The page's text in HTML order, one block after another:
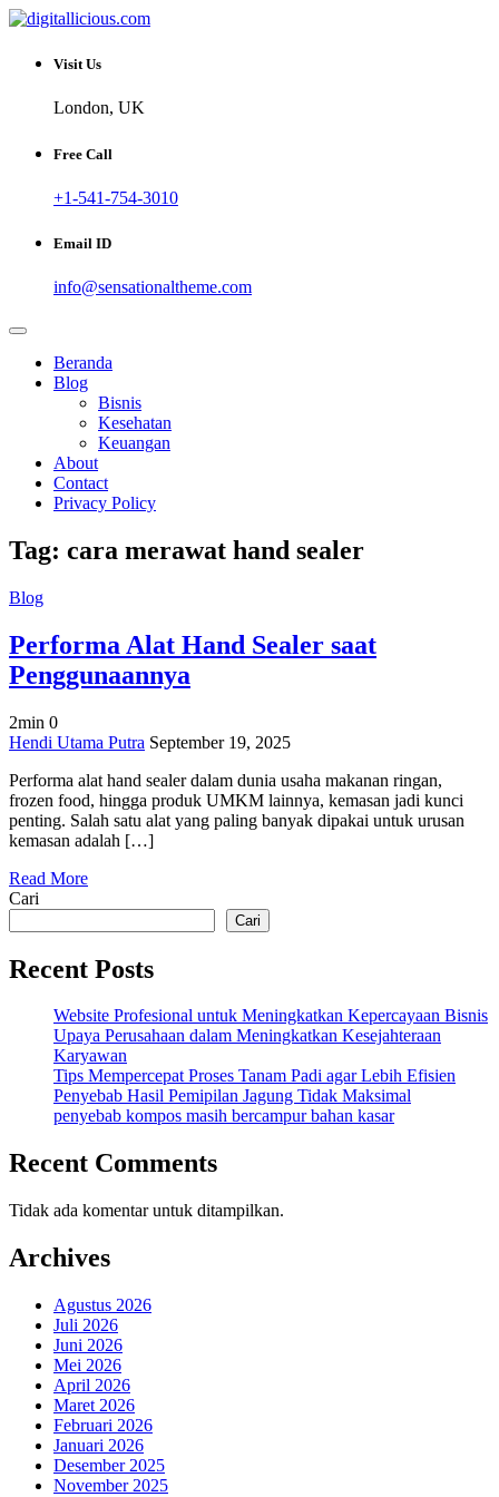
Skip
content
digitallicious.com
Sharing Digital Information
Visit Us
London, UK
Free Call
+1-541-754-3010
Email ID
info@sensationaltheme.com
Beranda
Blog
Bisnis
Kesehatan
Keuangan
About
Contact
Privacy Policy
Tag: cara merawat hand sealer
Blog
Performa Alat Hand Sealer saat
Penggunaannya
2min 0
on
Alat
Hand
Sealer
saat
Hendi Utama Putra September 19, 2025
Performa alat hand sealer dalam dunia usaha makanan ringan,
frozen food, hingga produk UMKM lainnya, kemasan jadi kunci
penting. Salah satu alat yang paling banyak dipakai untuk urusan
kemasan adalah […]
Read More
Cari
Cari
Recent Posts
Website Profesional untuk Meningkatkan Kepercayaan Bisnis
Upaya Perusahaan dalam Meningkatkan Kesejahteraan
Karyawan
Tips Mempercepat Proses Tanam Padi agar Lebih Efisien
Penyebab Hasil Pemipilan Jagung Tidak Maksimal
penyebab kompos masih bercampur bahan kasar
Recent Comments
Tidak ada komentar untuk ditampilkan.
Archives
Agustus 2026
Juli 2026
Juni 2026
Mei 2026
April 2026
Maret 2026
Februari 2026
Januari 2026
Desember 2025
November 2025